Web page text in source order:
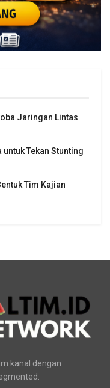
Jaringan Lintas
Tekan Stunting
Tim Kajian
kanal dengan